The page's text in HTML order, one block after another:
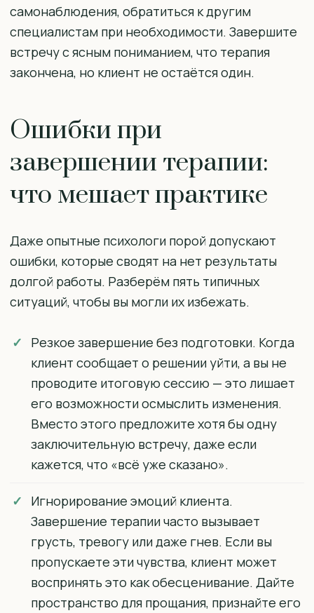
самонаблюдения, обратиться к другим
специалистам при необходимости. Завершите
встречу с ясным пониманием, что терапия
закончена, но клиент не остаётся один.
Ошибки при
завершении терапии:
что мешает практике
Даже опытные психологи порой допускают
ошибки, которые сводят на нет результаты
долгой работы. Разберём пять типичных
ситуаций, чтобы вы могли их избежать.
Резкое завершение без подготовки. Когда
клиент сообщает о решении уйти, а вы не
проводите итоговую сессию — это лишает
его возможности осмыслить изменения.
Вместо этого предложите хотя бы одну
заключительную встречу, даже если
кажется, что «всё уже сказано».
Игнорирование эмоций клиента.
Завершение терапии часто вызывает
грусть, тревогу или даже гнев. Если вы
пропускаете эти чувства, клиент может
воспринять это как обесценивание. Дайте
пространство для прощания, признайте его